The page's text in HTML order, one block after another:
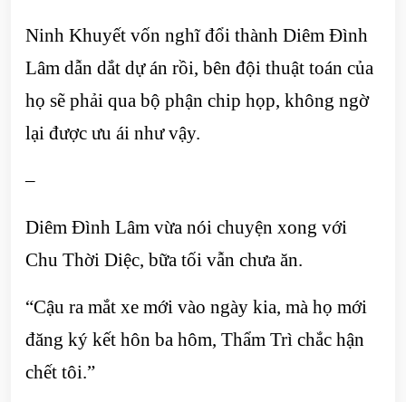
Ninh Khuyết vốn nghĩ đổi thành Diêm Đình
Lâm dẫn dắt dự án rồi, bên đội thuật toán của
họ sẽ phải qua bộ phận chip họp, không ngờ
lại được ưu ái như vậy.
–
Diêm Đình Lâm vừa nói chuyện xong với
Chu Thời Diệc, bữa tối vẫn chưa ăn.
“Cậu ra mắt xe mới vào ngày kia, mà họ mới
đăng ký kết hôn ba hôm, Thẩm Trì chắc hận
chết tôi.”